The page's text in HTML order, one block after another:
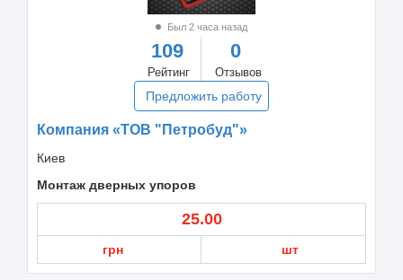
Был 2 часа назад
109
Рейтинг
0
Отзывов
Предложить работу
Компания «ТОВ "Петробуд"»
Киев
Монтаж дверных упоров
25.00
грн шт